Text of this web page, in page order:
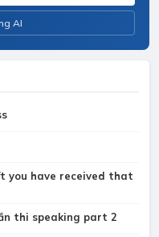
AI
you have received that
thi speaking part 2